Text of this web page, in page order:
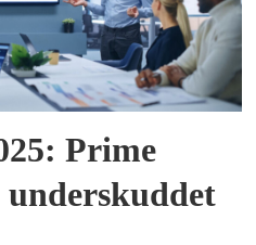
Prime
underskuddet